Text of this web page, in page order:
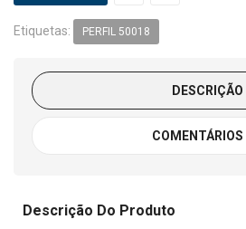
Etiquetas: PERFIL 50018
DESCRIÇÃO
COMENTÁRIOS
Descrição Do Produto